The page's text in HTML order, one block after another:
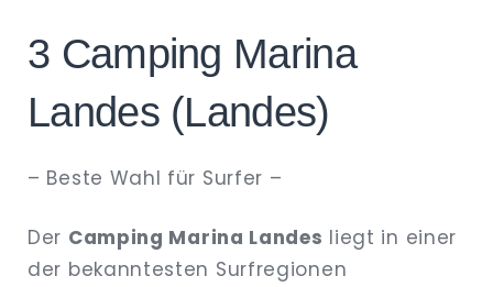
3 Camping Marina
Landes (Landes)
– Beste Wahl für Surfer –
Der Camping Marina Landes liegt in einer
der bekanntesten Surfregionen